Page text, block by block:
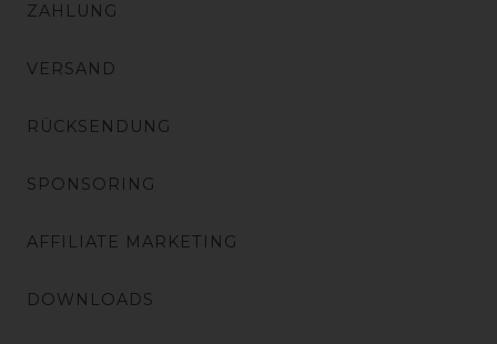
ZAHLUNG
VERSAND
RÜCKSENDUNG
SPONSORING
AFFILIATE MARKETING
DOWNLOADS